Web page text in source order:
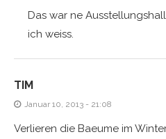
Das war ne
ich weiss.
TIM
Januar 10, 2013 - 21:08
Verlieren die Baeume im